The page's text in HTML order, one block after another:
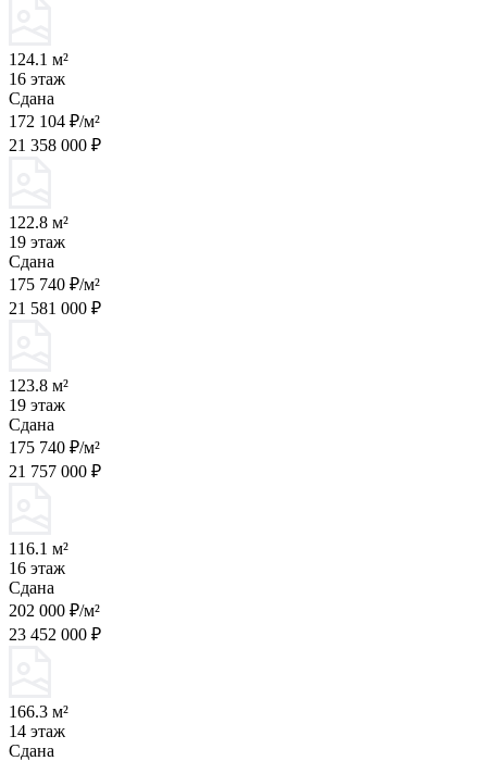
124.1 м²
16 этаж
Сдана
172 104 ₽/м²
21 358 000 ₽
122.8 м²
19 этаж
Сдана
175 740 ₽/м²
21 581 000 ₽
123.8 м²
19 этаж
Сдана
175 740 ₽/м²
21 757 000 ₽
116.1 м²
16 этаж
Сдана
202 000 ₽/м²
23 452 000 ₽
166.3 м²
14 этаж
Сдана